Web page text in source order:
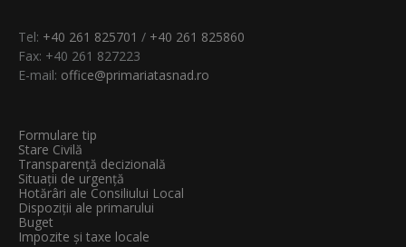
Tel: +40 261 825701 / +40 261 825860
Fax: +40 261 827223
E-mail: office@primariatasnad.ro
Formulare tip
Stare Civilă
Transparenţă decizională
Situații de urgență
Hotărâri ale Consiliului Local
Dispoziții ale primarului
Buget
Impozite și taxe locale